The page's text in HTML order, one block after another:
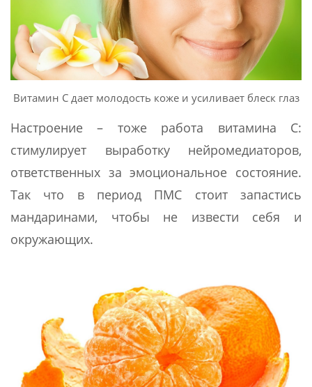
Витамин С дает молодость коже и усиливает блеск глаз
Настроение – тоже работа витамина С:
стимулирует выработку нейромедиаторов,
ответственных за эмоциональное состояние.
Так что в период ПМС стоит запастись
мандаринами, чтобы не извести себя и
окружающих.